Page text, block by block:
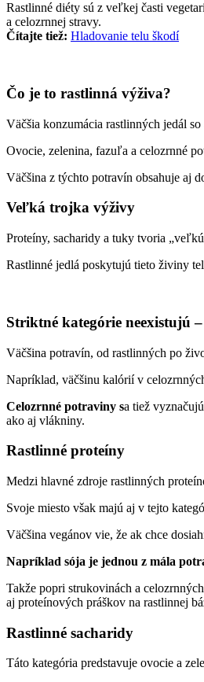
Rastlinné diéty sú z veľkej časti
a celozrnnej stravy.
Čítajte tiež: Hladovanie telu škodí
Čo je to rastlinná výživa?
Väčšia konzumácia rastlinných jedál
Ovocie, zelenina, fazuľa a celozrnné
Väčšina z týchto potravín obsahuje aj
Veľká trojka výživy
Proteíny, sacharidy a tuky tvoria
Rastlinné jedlá poskytujú tieto živiny
Striktné kategórie neexistujú
Väčšina potravín, od rastlinných po
Napríklad, väčšinu kalórií v
Celozrnné potraviny sa tiež vyznačujú
ako aj vlákniny.
Rastlinné proteíny
Medzi hlavné zdroje rastlinných
Svoje miesto však majú aj v tejto
Väčšina vegánov vie, že ak chce
Napríklad sója je jednou z mála
Takže popri strukovinách a
aj proteínových práškov na rastlinnej
Rastlinné sacharidy
Táto kategória predstavuje ovocie a